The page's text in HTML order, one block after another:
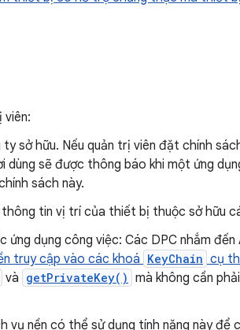
viên:
sở hữu. Nếu quản trị viên đặt chính
sẽ được thông báo khi một ứng
sách này.
thông tin vị trí của thiết bị thuộc sở hữu
dụng công việc: Các DPC nhắm đến
truy cập vào các khoá KeyChain cụ
và getPrivateKey() mà không cần
vụ nền có thể sử dụng tính năng này để